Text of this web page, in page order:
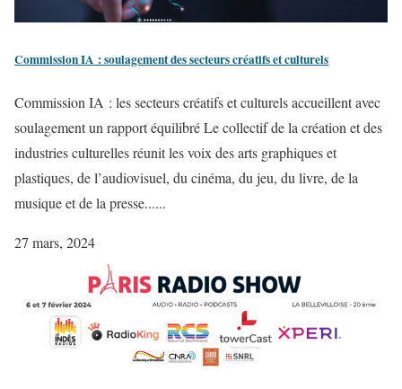
Commission IA : soulagement des secteurs créatifs et culturels
Commission IA : les secteurs créatifs et culturels accueillent avec
soulagement un rapport équilibré Le collectif de la création et des
industries culturelles réunit les voix des arts graphiques et
plastiques, de l’audiovisuel, du cinéma, du jeu, du livre, de la
musique et de la presse......
27 mars, 2024